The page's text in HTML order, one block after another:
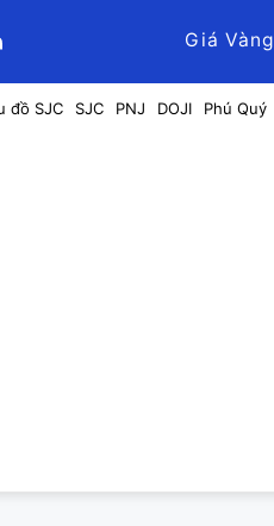
Giá Vàng
đồ SJC SJC PNJ DOJI Phú Quý